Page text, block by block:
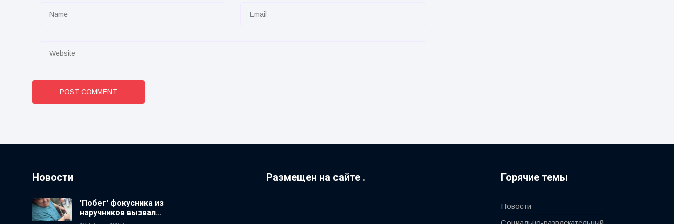
POST COMMENT
Новости
'Побег' фокусника из
наручников вызвал
Размещен на сайте . Горячие темы
Новости